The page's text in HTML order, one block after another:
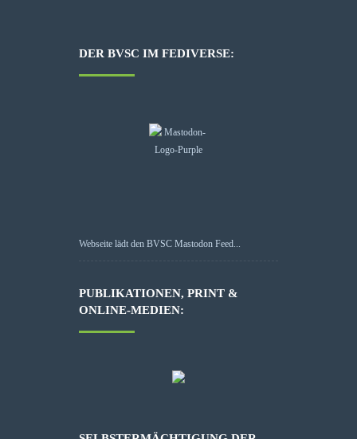
DER BVSC IM FEDIVERSE:
Webseite lädt den BVSC Mastodon Feed...
PUBLIKATIONEN, PRINT &
ONLINE-MEDIEN: